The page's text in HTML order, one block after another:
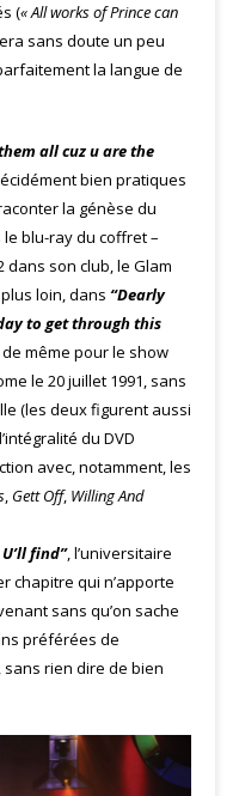
(« All works of Prince can
sans doute un peu
la langue de
all cuz u are the
bien pratiques
la génèse du
blu-ray du coffret –
dans son club, le Glam
loin, dans “Dearly
to get through this
même pour le show
le 20 juillet 1991, sans
(les deux figurent aussi
du DVD
avec, notamment, les
, Gett Off, Willing And
find”, l’universitaire
chapitre qui n’apporte
sans qu’on sache
préférées de
sans rien dire de bien